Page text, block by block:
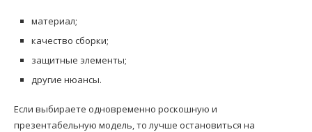
материал;
качество сборки;
защитные элементы;
другие нюансы.
Если выбираете одновременно роскошную и
презентабельную модель, то лучше остановиться на